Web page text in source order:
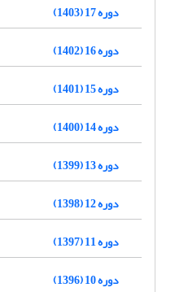
دوره 17 (1403)
دوره 16 (1402)
دوره 15 (1401)
دوره 14 (1400)
دوره 13 (1399)
دوره 12 (1398)
دوره 11 (1397)
دوره 10 (1396)